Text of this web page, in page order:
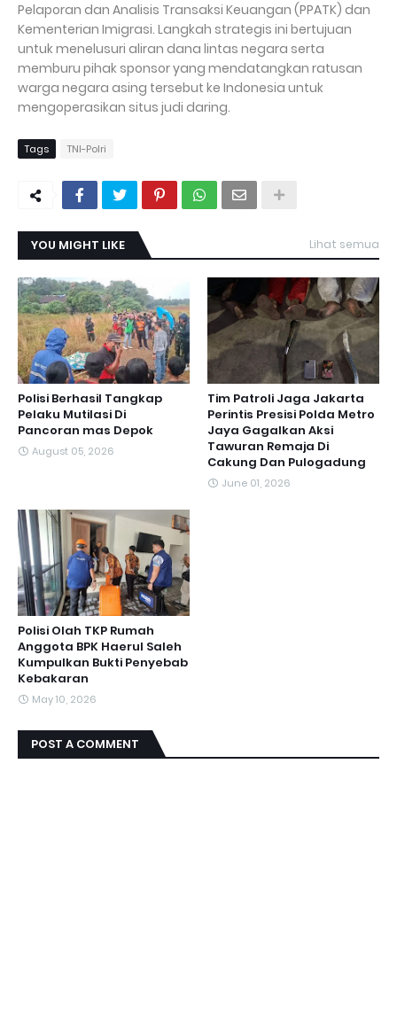
Pelaporan dan Analisis Transaksi Keuangan (PPATK) dan
Kementerian Imigrasi. Langkah strategis ini bertujuan
untuk menelusuri aliran dana lintas negara serta
memburu pihak sponsor yang mendatangkan ratusan
warga negara asing tersebut ke Indonesia untuk
mengoperasikan situs judi daring.
Tags TNI-Polri
YOU MIGHT LIKE Lihat semua
Polisi Berhasil Tangkap
Pelaku Mutilasi Di
Pancoran mas Depok
August 05, 2026
Tim Patroli Jaga Jakarta
Perintis Presisi Polda Metro
Jaya Gagalkan Aksi
Tawuran Remaja Di
Cakung Dan Pulogadung
June 01, 2026
Polisi Olah TKP Rumah
Anggota BPK Haerul Saleh
Kumpulkan Bukti Penyebab
Kebakaran
May 10, 2026
POST A COMMENT